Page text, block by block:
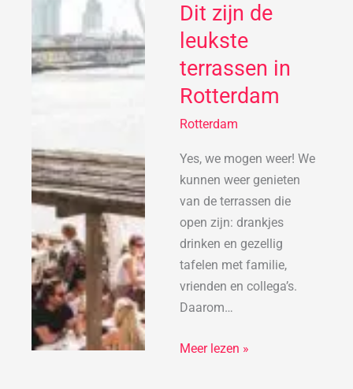
Dit zijn de
leukste
terrassen in
Rotterdam
Rotterdam
Yes, we mogen weer! We
kunnen weer genieten
van de terrassen die
open zijn: drankjes
drinken en gezellig
tafelen met familie,
vrienden en collega’s.
Daarom…
Dit
zijn
de
leukste
terrassen
in
Meer lezen »